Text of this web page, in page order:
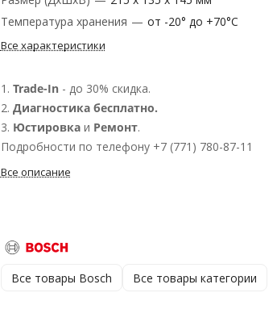
Температура хранения — от -20° до +70°С
Все характеристики
1. Trade-In- до 30% скидка.
2. Диагностика бесплатно.
3. Юстировкаи Ремонт.
Подробности по телефону +7 (771) 780-87-11
Все описание
Все товары Bosch Все товары категории